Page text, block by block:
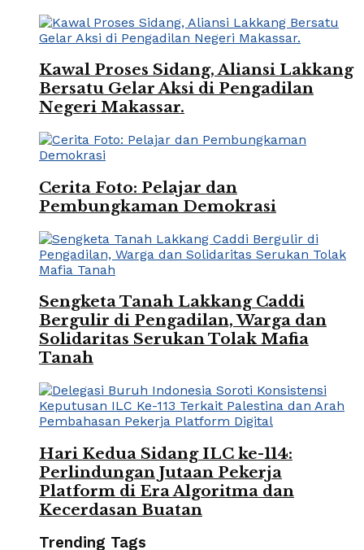
Kawal Proses Sidang, Aliansi Lakkang
Bersatu Gelar Aksi di Pengadilan
Negeri Makassar.
Cerita Foto: Pelajar dan
Pembungkaman Demokrasi
Sengketa Tanah Lakkang Caddi
Bergulir di Pengadilan, Warga dan
Solidaritas Serukan Tolak Mafia
Tanah
Hari Kedua Sidang ILC ke-114:
Perlindungan Jutaan Pekerja
Platform di Era Algoritma dan
Kecerdasan Buatan
Trending Tags